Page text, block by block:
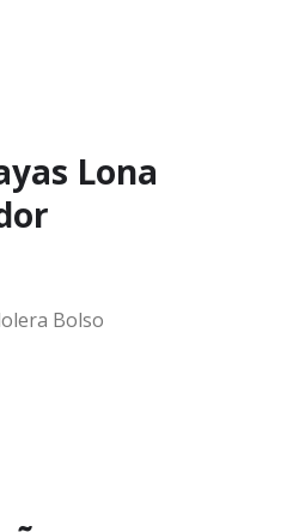
Lona
Bolso